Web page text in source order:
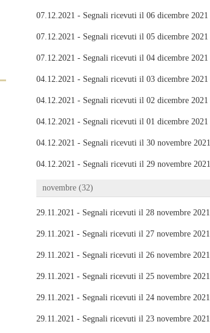
07.12.2021 - Segnali ricevuti il 06 dicembre 2021
07.12.2021 - Segnali ricevuti il 05 dicembre 2021
07.12.2021 - Segnali ricevuti il 04 dicembre 2021
04.12.2021 - Segnali ricevuti il 03 dicembre 2021
04.12.2021 - Segnali ricevuti il 02 dicembre 2021
04.12.2021 - Segnali ricevuti il 01 dicembre 2021
04.12.2021 - Segnali ricevuti il 30 novembre 2021
04.12.2021 - Segnali ricevuti il 29 novembre 2021
novembre (32)
29.11.2021 - Segnali ricevuti il 28 novembre 2021
29.11.2021 - Segnali ricevuti il 27 novembre 2021
29.11.2021 - Segnali ricevuti il 26 novembre 2021
29.11.2021 - Segnali ricevuti il 25 novembre 2021
29.11.2021 - Segnali ricevuti il 24 novembre 2021
29.11.2021 - Segnali ricevuti il 23 novembre 2021